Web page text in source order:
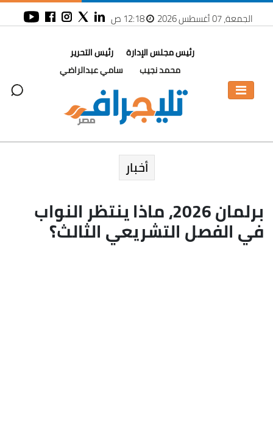
الجمعة، 07 أغسطس 2026 12:18 ص
رئيس مجلس الإدارة
محمد نجيب
رئيس التحرير
سامي عبدالراضي
أخبار
برلمان 2026، ماذا ينتظر النواب
في الفصل التشريعي الثالث؟